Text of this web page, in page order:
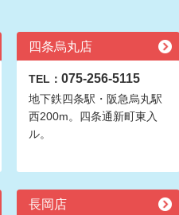
四条烏丸店
TEL： 075-256-5115
地下鉄四条駅・阪急烏丸駅
西200m。四条通新町東入
ル。
長岡店